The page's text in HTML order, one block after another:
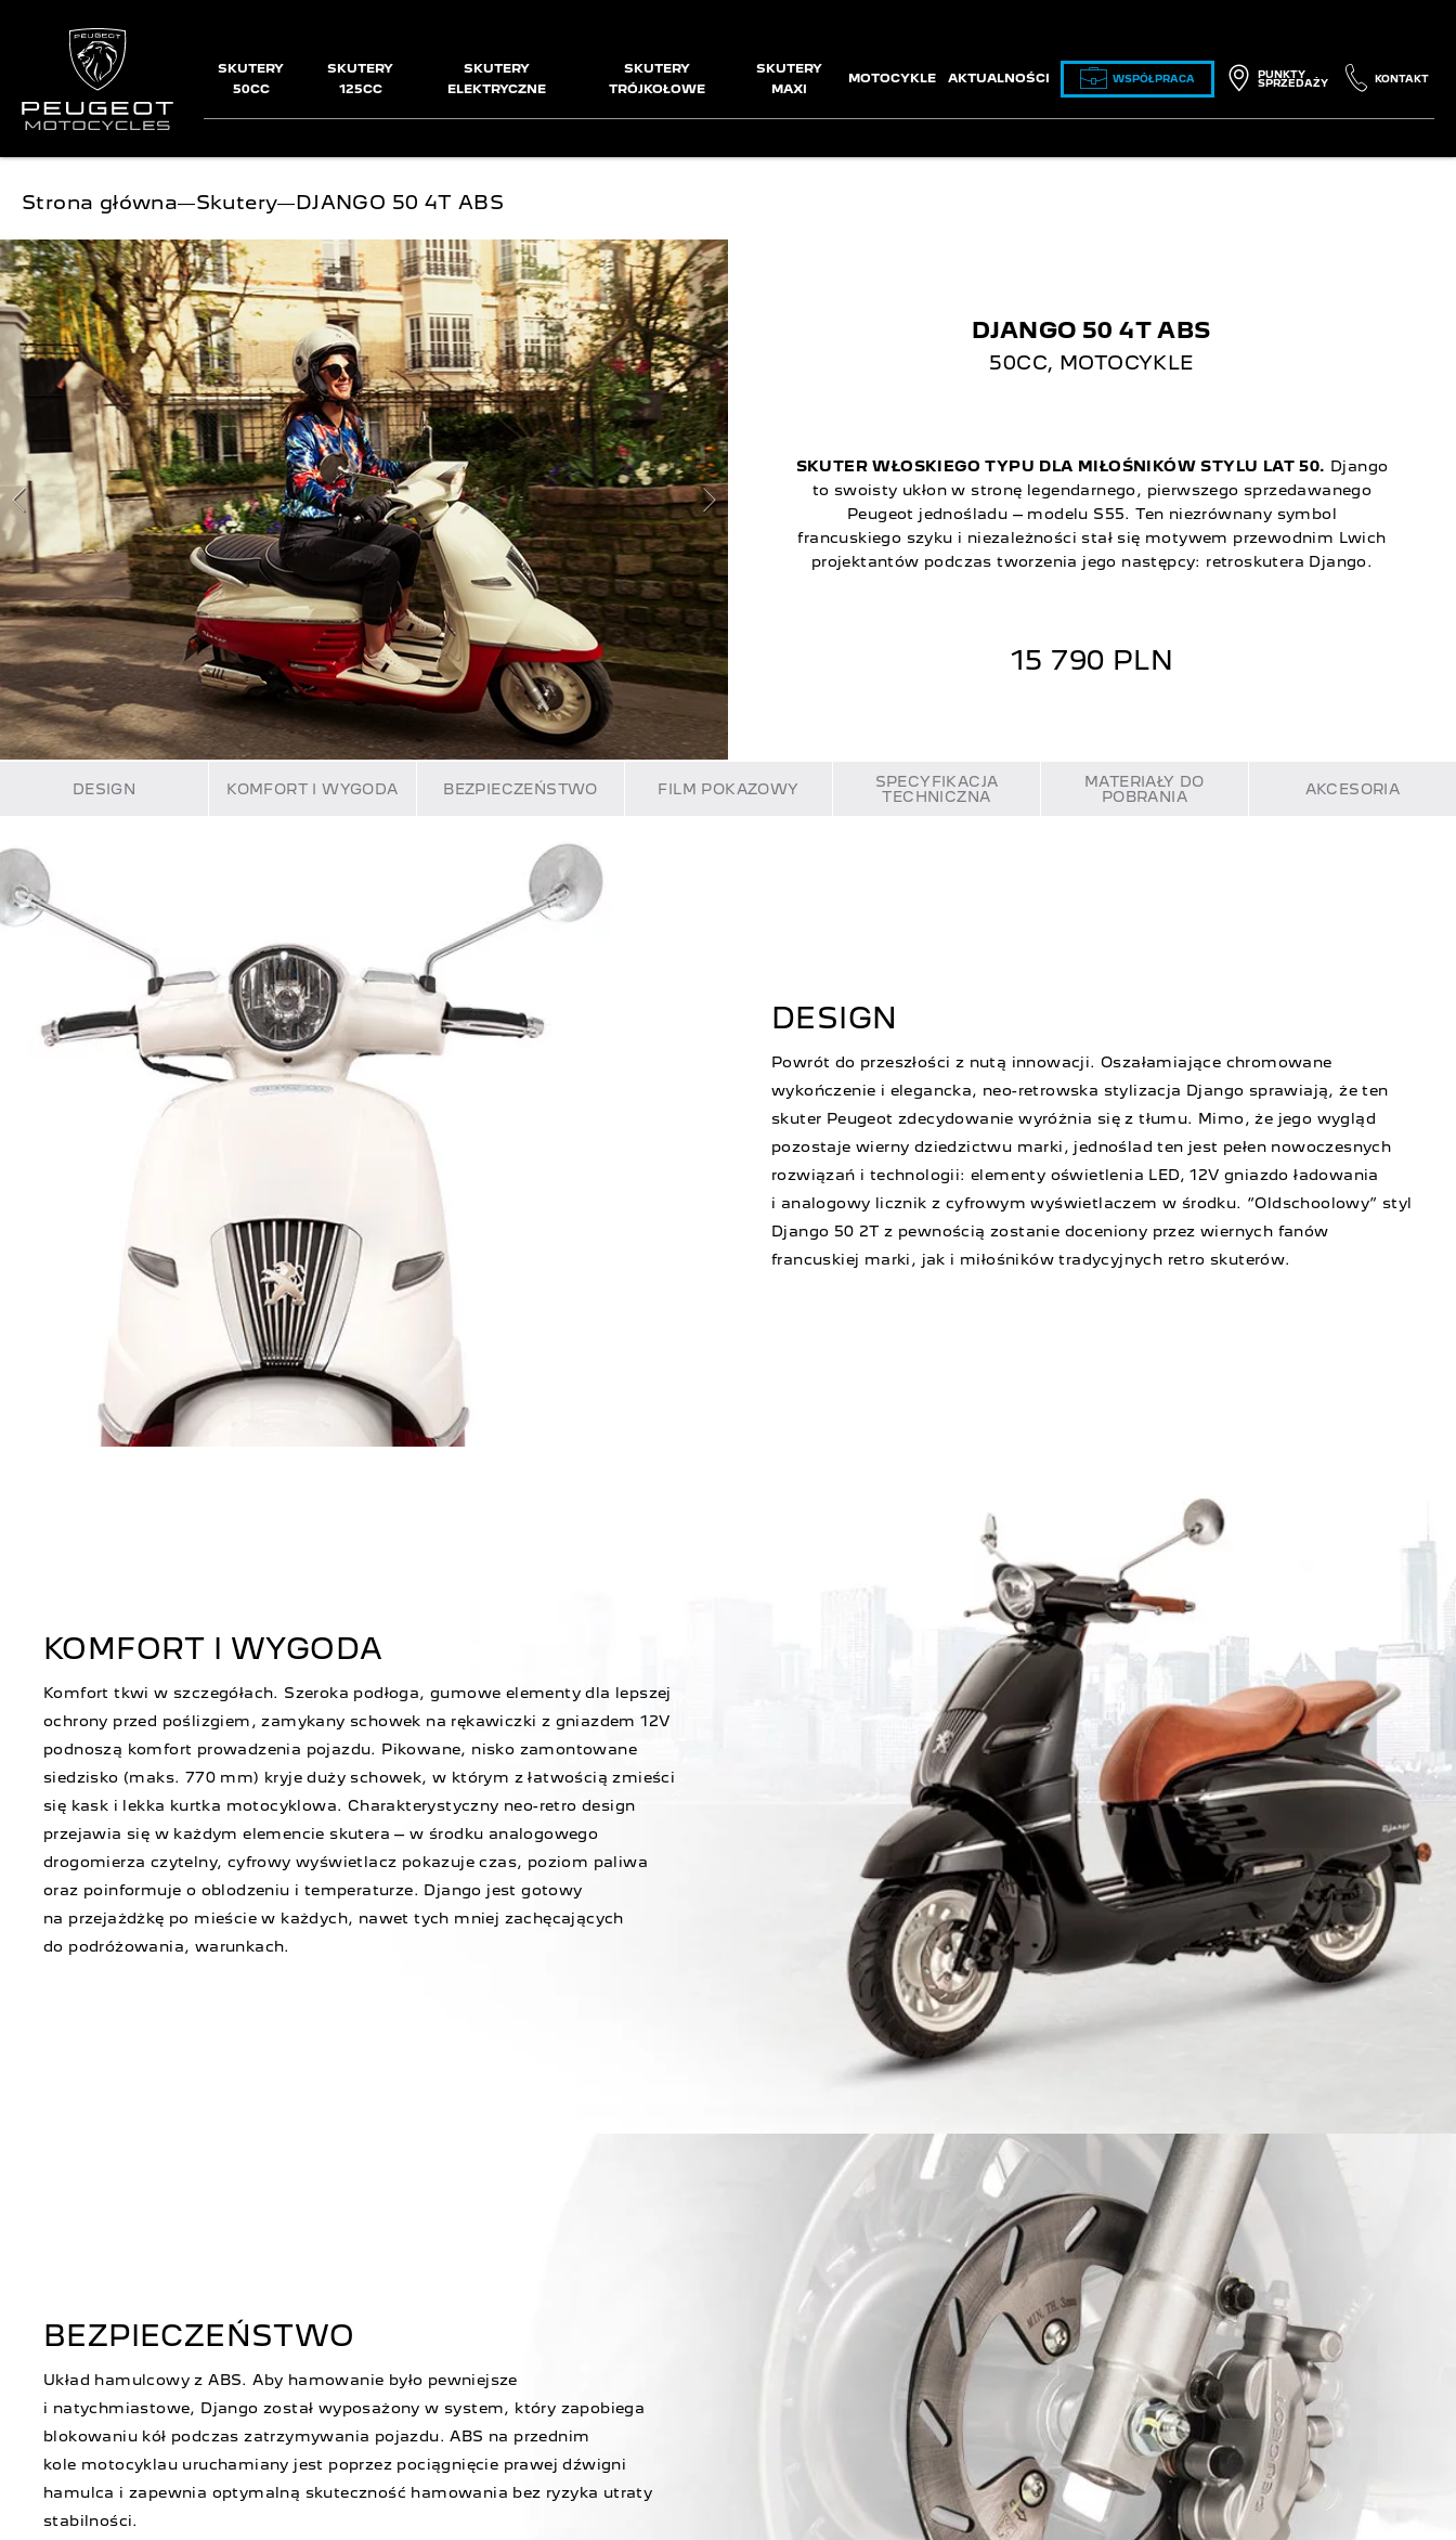
SKUTERY
50CC
SKUTERY
125CC
SKUTERY
ELEKTRYCZNE
SKUTERY
TRÓJKOŁOWE
SKUTERY
MAXI
MOTOCYKLE AKTUALNOŚCI WSPÓŁPRACA PUNKTY
SPRZEDAŻY KONTAKT
Jesteś tutaj:
Strona główna―Skutery―DJANGO 50 4T ABS
DJANGO 50 4T ABS
50CC, MOTOCYKLE
SKUTER WŁOSKIEGO TYPU DLA MIŁOŚNIKÓW STYLU LAT 50. Django
to swoisty ukłon w stronę legendarnego, pierwszego sprzedawanego
Peugeot jednośladu – modelu S55. Ten niezrównany symbol
francuskiego szyku i niezależności stał się motywem przewodnim Lwich
projektantów podczas tworzenia jego następcy: retroskutera Django.
15 790 PLN
DESIGN KOMFORT I WYGODA BEZPIECZEŃSTWO FILM POKAZOWY
SPECYFIKACJA
TECHNICZNA
MATERIAŁY DO
POBRANIA
AKCESORIA
DESIGN
Powrót do przeszłości z nutą innowacji. Oszałamiające chromowane
wykończenie i elegancka, neo-retrowska stylizacja Django sprawiają, że ten
skuter Peugeot zdecydowanie wyróżnia się z tłumu. Mimo, że jego wygląd
pozostaje wierny dziedzictwu marki, jednoślad ten jest pełen nowoczesnych
rozwiązań i technologii: elementy oświetlenia LED, 12V gniazdo ładowania
i analogowy licznik z cyfrowym wyświetlaczem w środku. “Oldschoolowy” styl
Django 50 2T z pewnością zostanie doceniony przez wiernych fanów
francuskiej marki, jak i miłośników tradycyjnych retro skuterów.
KOMFORT I WYGODA
Komfort tkwi w szczegółach. Szeroka podłoga, gumowe elementy dla lepszej
ochrony przed poślizgiem, zamykany schowek na rękawiczki z gniazdem 12V
podnoszą komfort prowadzenia pojazdu. Pikowane, nisko zamontowane
siedzisko (maks. 770 mm) kryje duży schowek, w którym z łatwością zmieści
się kask i lekka kurtka motocyklowa. Charakterystyczny neo-retro design
przejawia się w każdym elemencie skutera – w środku analogowego
drogomierza czytelny, cyfrowy wyświetlacz pokazuje czas, poziom paliwa
oraz poinformuje o oblodzeniu i temperaturze. Django jest gotowy
na przejażdżkę po mieście w każdych, nawet tych mniej zachęcających
do podróżowania, warunkach.
BEZPIECZEŃSTWO
Układ hamulcowy z ABS. Aby hamowanie było pewniejsze
i natychmiastowe, Django został wyposażony w system, który zapobiega
blokowaniu kół podczas zatrzymywania pojazdu. ABS na przednim
kole motocyklau uruchamiany jest poprzez pociągnięcie prawej dźwigni
hamulca i zapewnia optymalną skuteczność hamowania bez ryzyka utraty
stabilności.